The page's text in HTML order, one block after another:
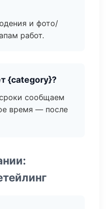
и фото/
работ.
{category}?
сообщаем
время — после